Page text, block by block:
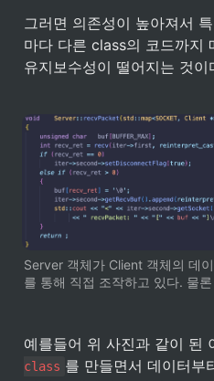
그러면 의존성이 높아져서
마다 다른 class의 코드까지
유지보수성이 떨어지는 것이
Server 객체가 Client 객체의 데
를 통해 직접 조작하고 있다. 물
예를들어 위 사진과 같이 된
class 를 만들면서 데이터부